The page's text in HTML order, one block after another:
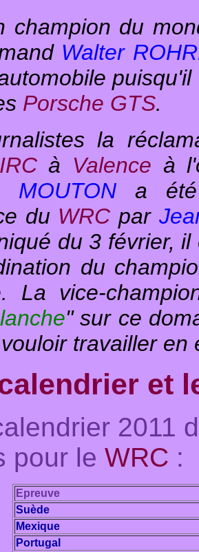
champion du
Walter
Porsche GTS.
la
IRCà Valence à
MOUTONa été
du WRC par
du 3 février,
du
La vice-
" sur ce
travailler en
et
2011
pour le WRC :
Epreuve
Suède
Mexique
Portugal